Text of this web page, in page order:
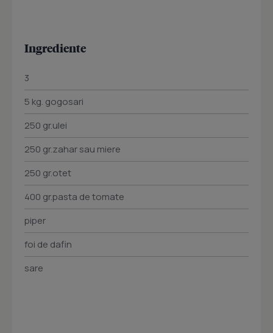
Ingrediente
3
5 kg. gogosari
250 gr.ulei
250 gr.zahar sau miere
250 gr.otet
400 gr.pasta de tomate
piper
foi de dafin
sare